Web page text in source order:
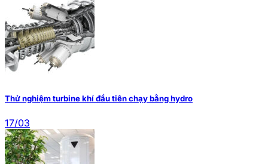
Thử nghiệm turbine khí đầu tiên chạy bằng hydro
17/03